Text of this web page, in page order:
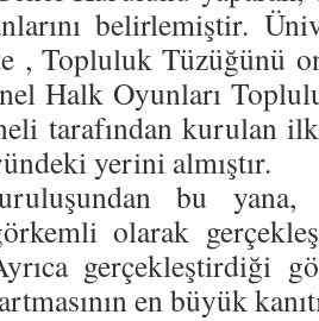
belirlemiştir.
, Topluluk Tüzüğünü
Halk Oyunları
tarafından kurulan
yerini almıştır.
bu
olarak
gerçekleştirdiği
en büyük